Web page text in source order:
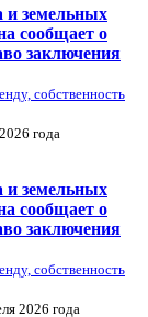
и земельных
сообщает о
заключения
собственность
года
и земельных
сообщает о
заключения
собственность
2026 года